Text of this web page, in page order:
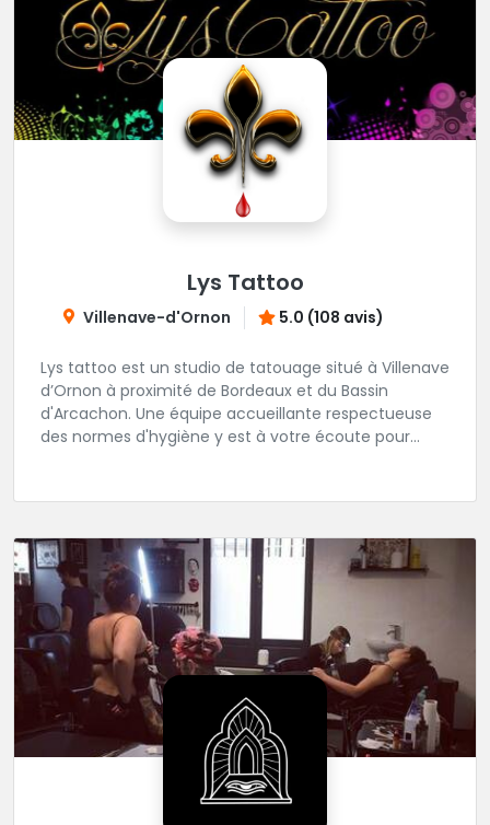
Lys Tattoo
Villenave-d'Ornon 5.0 (108 avis)
Lys tattoo est un studio de tatouage situé à Villenave
d’Ornon à proximité de Bordeaux et du Bassin
d'Arcachon. Une équipe accueillante respectueuse
des normes d'hygiène y est à votre écoute pour